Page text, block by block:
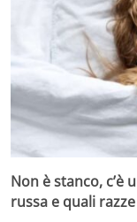
Non è stanco, c’è
russa e quali